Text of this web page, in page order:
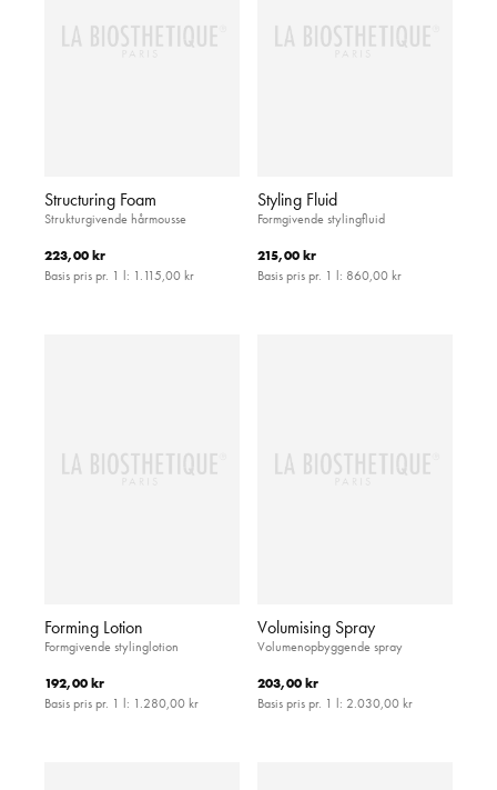
Structuring Foam
Strukturgivende hårmousse
223,00 kr
Basis pris pr. 1 l: 1.115,00 kr
Styling Fluid
Formgivende stylingfluid
215,00 kr
Basis pris pr. 1 l: 860,00 kr
Forming Lotion
Formgivende stylinglotion
192,00 kr
Basis pris pr. 1 l: 1.280,00 kr
Volumising Spray
Volumenopbyggende spray
203,00 kr
Basis pris pr. 1 l: 2.030,00 kr